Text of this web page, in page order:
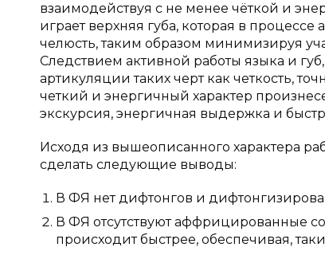
взаимодействуя с не менее чёткой и
играет верхняя губа, которая в
челюсть, таким образом минимизируя
Следствием активной работы языка и
артикуляции таких черт как четкость,
четкий и энергичный характер
экскурсия, энергичная выдержка и
Исходя из вышеописанного характера
сделать следующие выводы:
В ФЯ нет дифтонгов и
В ФЯ отсутствуют аффрицированные
происходит быстрее, обеспечивая,